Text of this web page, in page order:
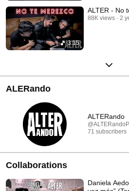
3:15
ALTER - No
88K views 2
ALERando
ALTERando
71 subscribers
Collaborations
Daniela